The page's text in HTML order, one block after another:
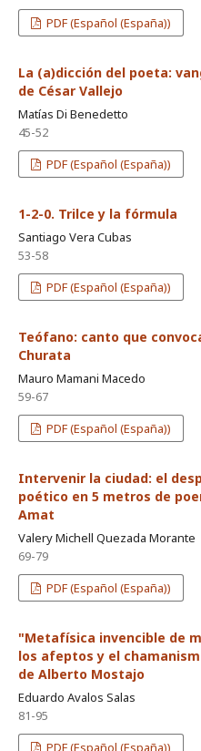
PDF (Español (España))
La (a)dicción del poeta:
de César Vallejo
Matías Di Benedetto
45-52
PDF (Español (España))
1-2-0. Trilce y la fórmula
Santiago Vera Cubas
53-58
PDF (Español (España))
Teófano: canto que
Churata
Mauro Mamani Macedo
59-67
PDF (Español (España))
Intervenir la ciudad: el
poético en 5 metros de
Amat
Valery Michell Quezada Morante
69-79
PDF (Español (España))
"Metafísica invencible de
los afeptos y el
de Alberto Mostajo
Eduardo Avalos Salas
81-95
PDF (Español (España))